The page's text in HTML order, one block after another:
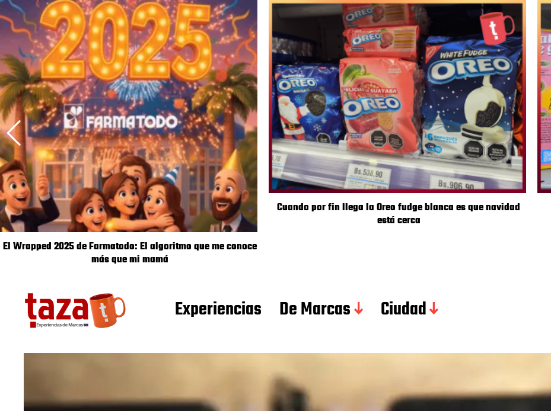
El Wrapped 2025 de Farmatodo: El algoritmo que me conoce
más que mi mamá
Cuando por fin llega la Oreo fudge blanca es que navidad
está cerca
Experiencias De Marcas Ciudad